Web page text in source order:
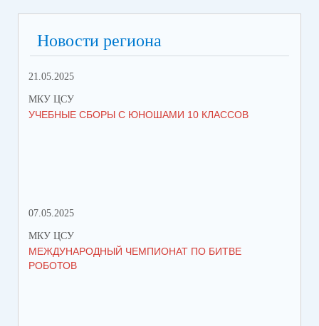
Новости региона
21.05.2025
МКУ ЦСУ
УЧЕБНЫЕ СБОРЫ С ЮНОШАМИ 10 КЛАССОВ
07.05.2025
МКУ ЦСУ
МЕЖДУНАРОДНЫЙ ЧЕМПИОНАТ ПО БИТВЕ
РОБОТОВ